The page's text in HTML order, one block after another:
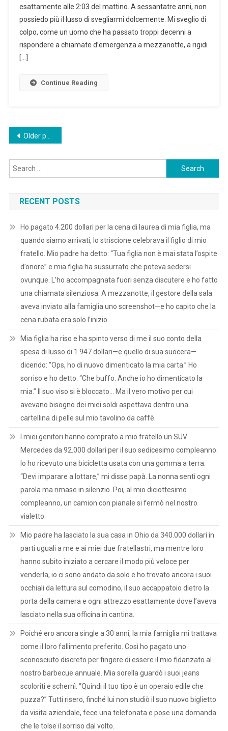
esattamente alle 2:03 del mattino. A sessantatre anni, non
possiedo più il lusso di svegliarmi dolcemente. Mi sveglio di
colpo, come un uomo che ha passato troppi decenni a
rispondere a chiamate d’emergenza a mezzanotte, a rigidi
[…]
Continue Reading
Posts
navigation
Older posts
Search
for:
RECENT POSTS
Ho pagato 4.200 dollari per la cena di laurea di mia figlia, ma
quando siamo arrivati, lo striscione celebrava il figlio di mio
fratello. Mio padre ha detto: “Tua figlia non è mai stata l’ospite
d’onore” e mia figlia ha sussurrato che poteva sedersi
ovunque. L’ho accompagnata fuori senza discutere e ho fatto
una chiamata silenziosa. A mezzanotte, il gestore della sala
aveva inviato alla famiglia uno screenshot—e ho capito che la
cena rubata era solo l’inizio…
Mia figlia ha riso e ha spinto verso di me il suo conto della
spesa di lusso di 1.947 dollari—e quello di sua suocera—
dicendo: “Ops, ho di nuovo dimenticato la mia carta.” Ho
sorriso e ho detto: “Che buffo. Anche io ho dimenticato la
mia.” Il suo viso si è bloccato… Ma il vero motivo per cui
avevano bisogno dei miei soldi aspettava dentro una
cartellina di pelle sul mio tavolino da caffè.
I miei genitori hanno comprato a mio fratello un SUV
Mercedes da 92.000 dollari per il suo sedicesimo compleanno.
Io ho ricevuto una bicicletta usata con una gomma a terra.
“Devi imparare a lottare,” mi disse papà. La nonna sentì ogni
parola ma rimase in silenzio. Poi, al mio diciottesimo
compleanno, un camion con pianale si fermò nel nostro
vialetto.
Mio padre ha lasciato la sua casa in Ohio da 340.000 dollari in
parti uguali a me e ai miei due fratellastri, ma mentre loro
hanno subito iniziato a cercare il modo più veloce per
venderla, io ci sono andato da solo e ho trovato ancora i suoi
occhiali da lettura sul comodino, il suo accappatoio dietro la
porta della camera e ogni attrezzo esattamente dove l’aveva
lasciato nella sua officina in cantina.
Poiché ero ancora single a 30 anni, la mia famiglia mi trattava
come il loro fallimento preferito. Così ho pagato uno
sconosciuto discreto per fingere di essere il mio fidanzato al
nostro barbecue annuale. Mia sorella guardò i suoi jeans
scoloriti e schernì: “Quindi il tuo tipo è un operaio edile che
puzza?” Tutti risero, finché lui non studiò il suo nuovo biglietto
da visita aziendale, fece una telefonata e pose una domanda
che le tolse il sorriso dal volto.